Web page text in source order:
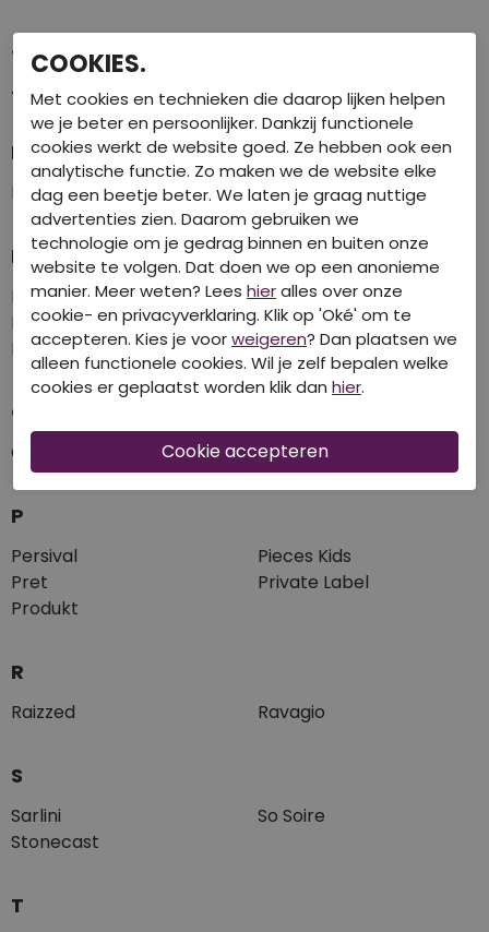
J
JDY
L
Lentiggini Lizzi Lou
M
Messi
Mexx
Mi Piace
Mila
Milky Kiss
O
Only & Sons Only Kids Boys
P
Persival
Pieces Kids
Pret
Private Label
Produkt
R
Raizzed Ravagio
S
Sarlini
So Soire
Stonecast
T
COOKIES.
Met cookies en technieken die daarop lijken helpen
we je beter en persoonlijker. Dankzij functionele
cookies werkt de website goed. Ze hebben ook een
analytische functie. Zo maken we de website elke
dag een beetje beter. We laten je graag nuttige
advertenties zien. Daarom gebruiken we
technologie om je gedrag binnen en buiten onze
website te volgen. Dat doen we op een anonieme
manier. Meer weten? Lees hieralles over onze
cookie- en privacyverklaring. Klik op 'Oké' om te
accepteren. Kies je voorweigeren? Dan plaatsen we
alleen functionele cookies. Wil je zelf bepalen welke
cookies er geplaatst worden klik dan hier.